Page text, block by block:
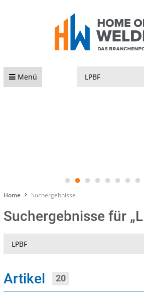
Menü
Home Suchergebnisse
Suchergebnisse für
Artikel 20